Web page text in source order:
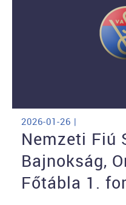
2026-01-26 |
Nemzeti Fiú
Bajnokság,
Főtábla 1.